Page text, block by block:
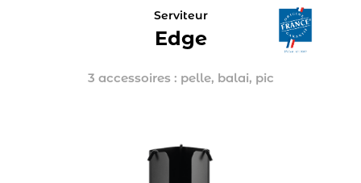
Serviteur
Edge
3 accessoires : pelle, balai, pic